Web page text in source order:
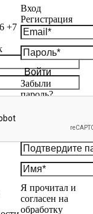
+7
Вход
Регистрация
Войти
Забыли
пароль?
Я прочитал и
согласен на
обработку